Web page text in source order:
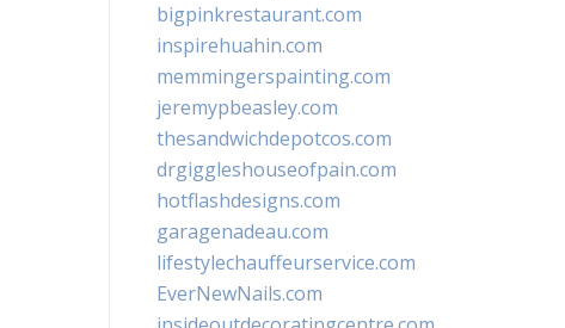
bigpinkrestaurant.com
inspirehuahin.com
memmingerspainting.com
jeremypbeasley.com
thesandwichdepotcos.com
drgiggleshouseofpain.com
hotflashdesigns.com
garagenadeau.com
lifestylechauffeurservice.com
EverNewNails.com